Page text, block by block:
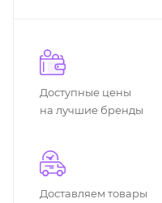
Доступные цены
на лучшие бренды
Доставляем товары